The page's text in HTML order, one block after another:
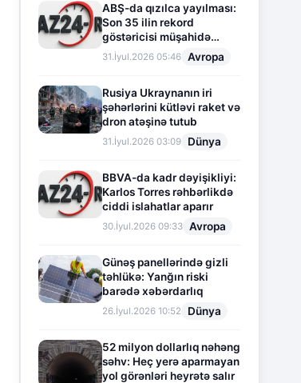
ABŞ-da qızılca yayılması:
Son 35 ilin rekord
göstəricisi müşahidə
olunur
31.İyul.2026 05:46 Avropa
Rusiya Ukraynanın iri
şəhərlərini kütləvi raket və
dron atəşinə tutub
31.İyul.2026 03:09 Dünya
BBVA-da kadr dəyişikliyi:
Karlos Torres rəhbərlikdə
ciddi islahatlar aparır
30.İyul.2026 09:33 Avropa
Günəş panellərində gizli
təhlükə: Yanğın riski
barədə xəbərdarlıq
26.İyul.2026 10:52 Dünya
52 milyon dollarlıq nəhəng
səhv: Heç yerə aparmayan
yol görənləri heyrətə salır